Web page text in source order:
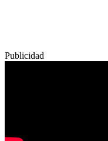
Publicidad